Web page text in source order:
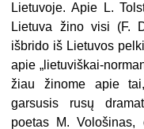
Lietuvoje. Apie L.
Lietuva žino visi (F.
išbrido iš Lietuvos
apie „lietuviškai-
žiau žinome apie
garsusis rusų
poetas M. Vološinas,